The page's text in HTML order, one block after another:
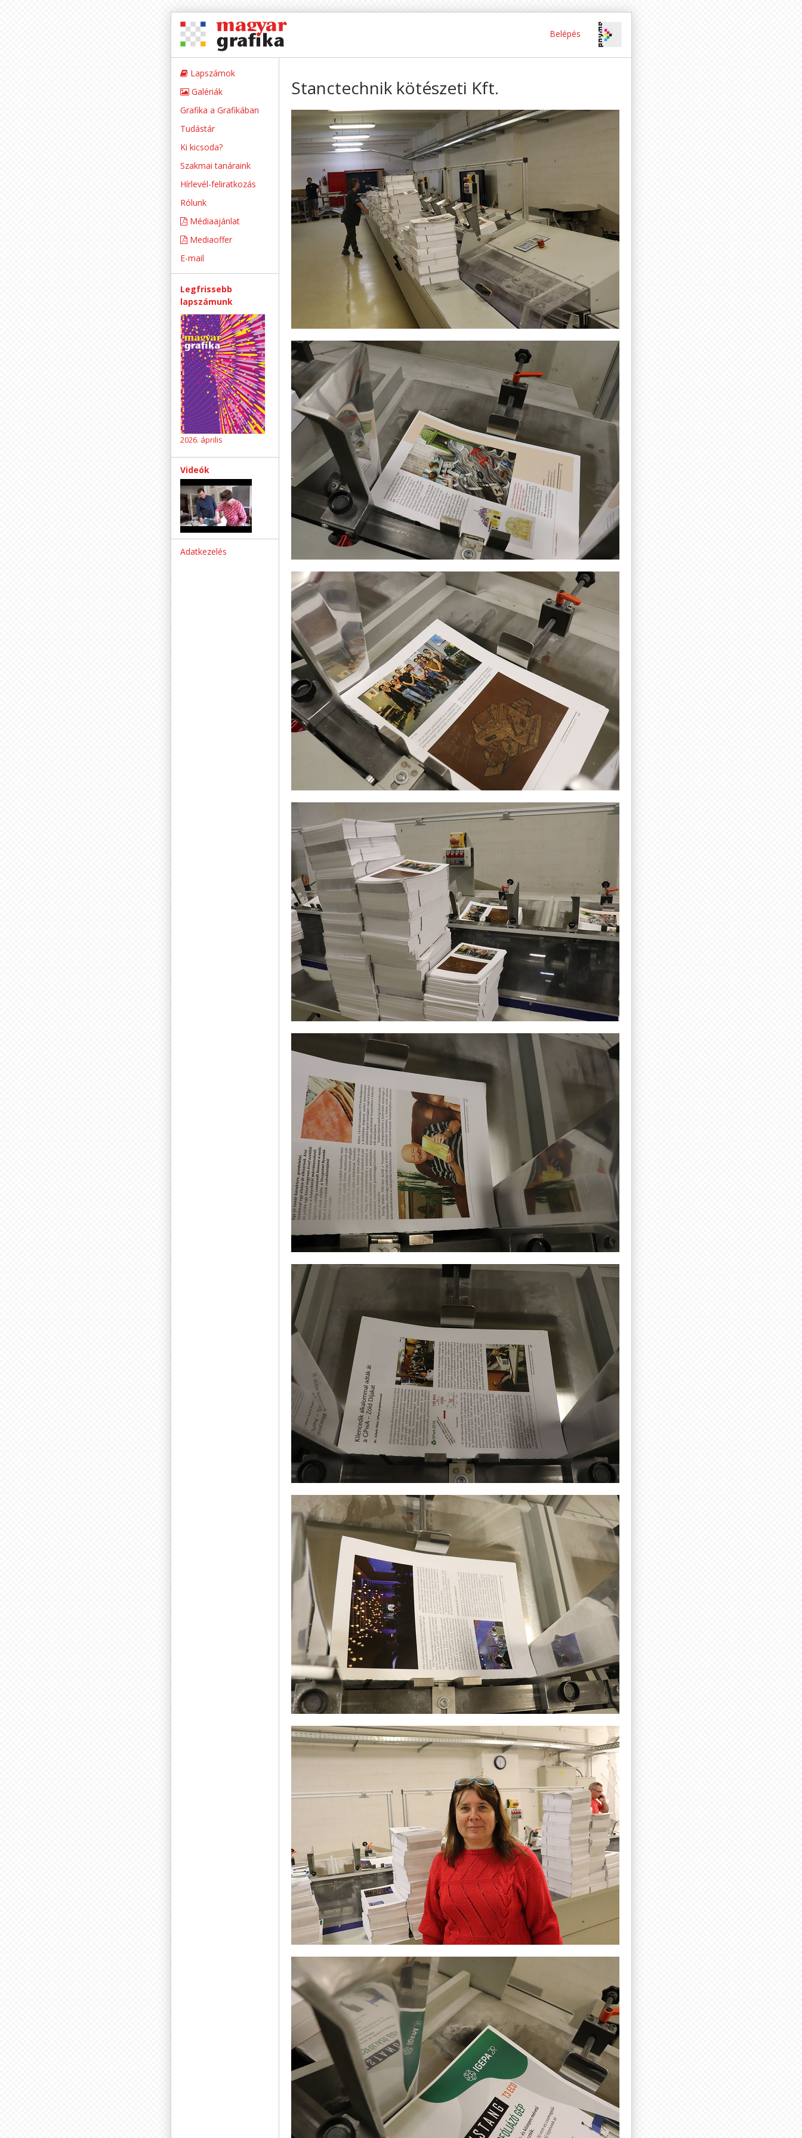
Belépés
Stanctechnik kötészeti Kft.
Lapszámok
Galériák
Grafika a Grafikában
Tudástár
Ki kicsoda?
Szakmai tanáraink
Hírlevél-feliratkozás
Rólunk
Médiaajánlat
Mediaoffer
E-mail
Legfrissebb
lapszámunk
2026. április
Videók
Adatkezelés